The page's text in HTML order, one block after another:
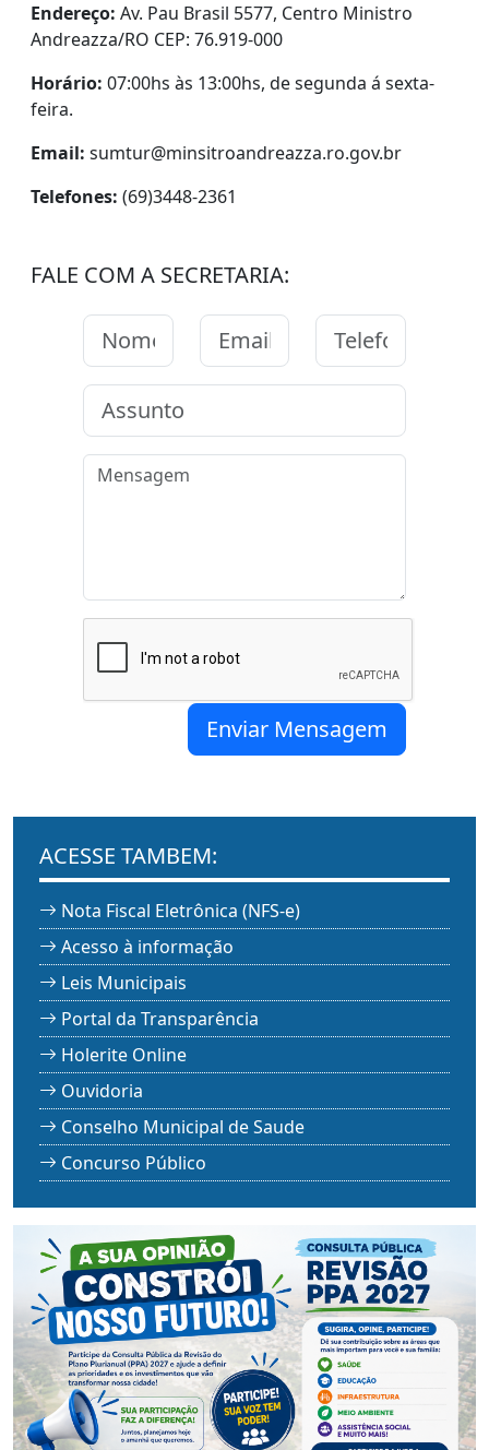
Endereço: Av. Pau Brasil 5577, Centro Ministro
Andreazza/RO CEP: 76.919-000
Horário: 07:00hs às 13:00hs, de segunda á sexta-
feira.
Email: sumtur@minsitroandreazza.ro.gov.br
Telefones: (69)3448-2361
FALE COM A SECRETARIA:
ACESSE TAMBEM:
Nota Fiscal Eletrônica (NFS-e)
Acesso à informação
Leis Municipais
Portal da Transparência
Holerite Online
Ouvidoria
Conselho Municipal de Saude
Concurso Público